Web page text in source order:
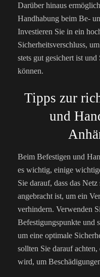
Darüber hinaus
Handhabung beim Be-
Investieren Sie in ein
Sicherheitsverschluss,
stets gut gesichert ist
können.
Tipps zur
und
Beim Befestigen und
es wichtig, einige
Sie darauf, dass das
angebracht ist, um ein
verhindern. Verwenden
Befestigungspunkte und
um eine optimale
sollten Sie darauf
wird, um